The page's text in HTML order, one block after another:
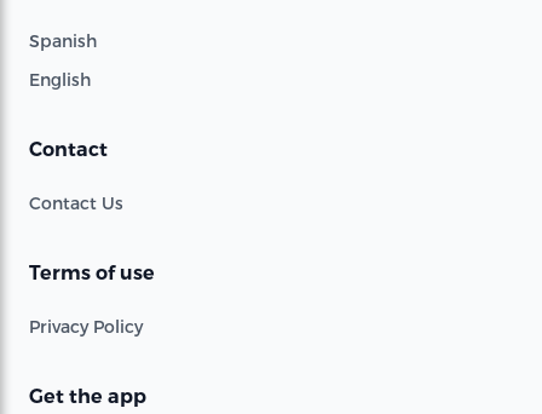
Spanish
English
Contact
Contact Us
Terms of use
Privacy Policy
Get the app